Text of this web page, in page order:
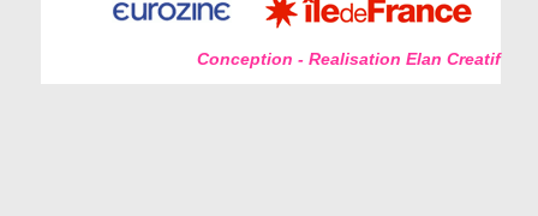
Conception - Realisation Elan Creatif